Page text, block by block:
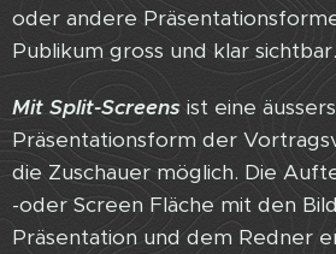
oder andere
Publikum gross und klar sichtbar.
Mit Split-Screensist eine
Präsentationsform der
die Zuschauer möglich. Die
-oder Screen Fläche mit den
Präsentation und dem Redner